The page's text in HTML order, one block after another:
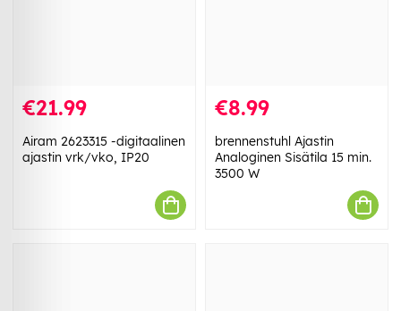
€21.99
Airam 2623315 -digitaalinen
ajastin vrk/vko, IP20
€8.99
brennenstuhl Ajastin
Analoginen Sisätila 15 min.
3500 W